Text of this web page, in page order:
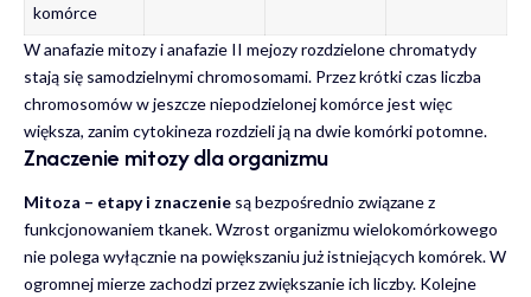
komórce
W anafazie mitozy i anafazie II mejozy rozdzielone chromatydy
stają się samodzielnymi chromosomami. Przez krótki czas liczba
chromosomów w jeszcze niepodzielonej komórce jest więc
większa, zanim cytokineza rozdzieli ją na dwie komórki potomne.
Znaczenie mitozy dla organizmu
Mitoza – etapy i znaczenie są bezpośrednio związane z
funkcjonowaniem tkanek. Wzrost organizmu wielokomórkowego
nie polega wyłącznie na powiększaniu już istniejących komórek. W
ogromnej mierze zachodzi przez zwiększanie ich liczby. Kolejne